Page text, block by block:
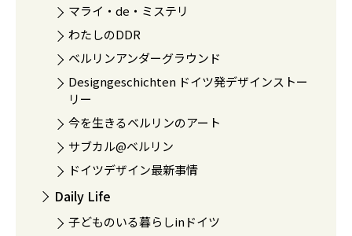
マライ・de・ミステリ
わたしのDDR
ベルリンアンダーグラウンド
Designgeschichten ドイツ発デザインストー
リー
今を生きるベルリンのアート
サブカル@ベルリン
ドイツデザイン最新事情
Daily Life
子どものいる暮らしinドイツ